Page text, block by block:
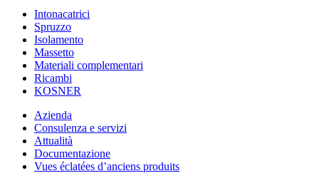
Intonacatrici
Spruzzo
Isolamento
Massetto
Materiali complementari
Ricambi
KOSNER
Azienda
Consulenza e servizi
Attualità
Documentazione
Vues éclatées d’anciens produits